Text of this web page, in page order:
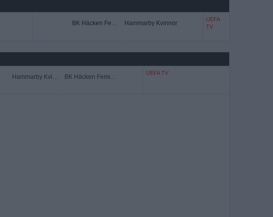
BK Häcken Feminino Hammarby Kvinnor
UEFA
TV
Hammarby Kvinnor BK Häcken Feminino
UEFA TV